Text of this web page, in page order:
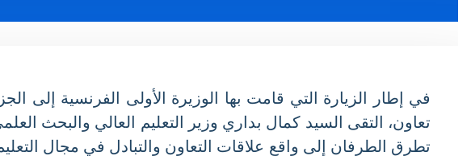
تعاون، التقى السيد كمال بداري وزير التعليم العالي والبحث
تطرق الطرفان إلى واقع علاقات التعاون والتبادل في مجال